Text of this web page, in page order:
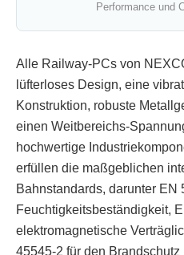
Performance und
Alle Railway-PCs von
lüfterloses Design, eine
Konstruktion, robuste
einen Weitbereichs-
hochwertige
erfüllen die maßgeblichen
Bahnstandards, darunter EN
Feuchtigkeitsbeständigkeit,
elektromagnetische
45545-2 für den